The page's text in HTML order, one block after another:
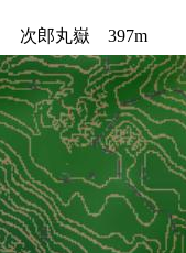
次郎丸嶽 397m